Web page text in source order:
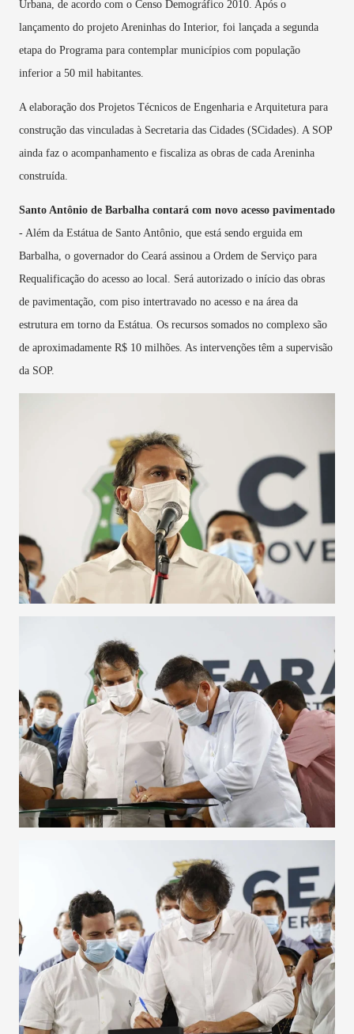
Urbana, de acordo com o Censo Demográfico 2010. Após o
lançamento do projeto Areninhas do Interior, foi lançada a segunda
etapa do Programa para contemplar municípios com população
inferior a 50 mil habitantes.
A elaboração dos Projetos Técnicos de Engenharia e Arquitetura para
construção das vinculadas à Secretaria das Cidades (SCidades). A SOP
ainda faz o acompanhamento e fiscaliza as obras de cada Areninha
construída.
Santo Antônio de Barbalha contará com novo acesso pavimentado
- Além da Estátua de Santo Antônio, que está sendo erguida em
Barbalha, o governador do Ceará assinou a Ordem de Serviço para
Requalificação do acesso ao local. Será autorizado o início das obras
de pavimentação, com piso intertravado no acesso e na área da
estrutura em torno da Estátua. Os recursos somados no complexo são
de aproximadamente R$ 10 milhões. As intervenções têm a supervisão
da SOP.